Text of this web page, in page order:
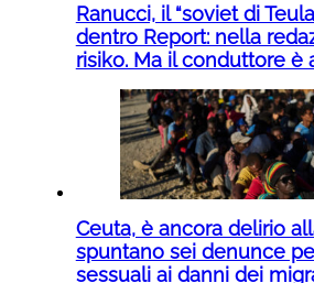
Ranucci, il “soviet di
dentro Report: nella
risiko. Ma il conduttore è
Ceuta, è ancora delirio
spuntano sei denunce
sessuali ai danni dei